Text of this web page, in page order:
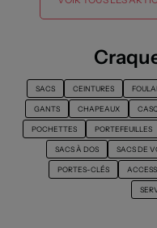
SACS CEINTURES
GANTS CHAPEAUX
POCHETTES PORTEFEUILLES
SACS À DOS SACS DE
PORTES-CLÉS